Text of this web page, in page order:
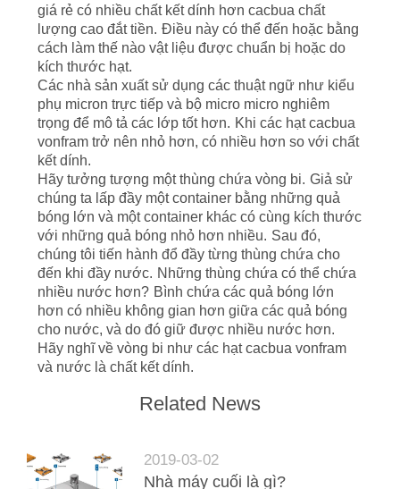
PRIVACY
POLICY
giá rẻ có nhiều chất kết dính hơn cacbua chất
lượng cao đắt tiền. Điều này có thể đến hoặc bằng
cách làm thế nào vật liệu được chuẩn bị hoặc do
kích thước hạt.
Các nhà sản xuất sử dụng các thuật ngữ như kiểu
phụ micron trực tiếp và bộ micro micro nghiêm
trọng để mô tả các lớp tốt hơn. Khi các hạt cacbua
vonfram trở nên nhỏ hơn, có nhiều hơn so với chất
kết dính.
Hãy tưởng tượng một thùng chứa vòng bi. Giả sử
chúng ta lấp đầy một container bằng những quả
bóng lớn và một container khác có cùng kích thước
với những quả bóng nhỏ hơn nhiều. Sau đó,
chúng tôi tiến hành đổ đầy từng thùng chứa cho
đến khi đầy nước. Những thùng chứa có thể chứa
nhiều nước hơn? Bình chứa các quả bóng lớn
hơn có nhiều không gian hơn giữa các quả bóng
cho nước, và do đó giữ được nhiều nước hơn.
Hãy nghĩ về vòng bi như các hạt cacbua vonfram
và nước là chất kết dính.
Related News
2019-03-02
Nhà máy cuối là gì?